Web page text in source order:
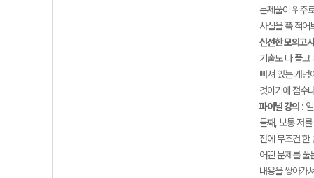
문제풀이 위주
사실을 쭉 적어
신선한 모의고
기출도 다 풀고
빠져 있는 개념
것이기에 점수
파이널 강의 :
둘째, 보통 저
전에 무조건 한
어떤 문제를 풀
내용을 쌓아가